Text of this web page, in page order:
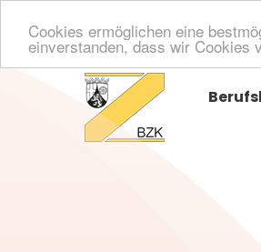
Cookies ermöglichen eine
einverstanden, dass wir Cookies